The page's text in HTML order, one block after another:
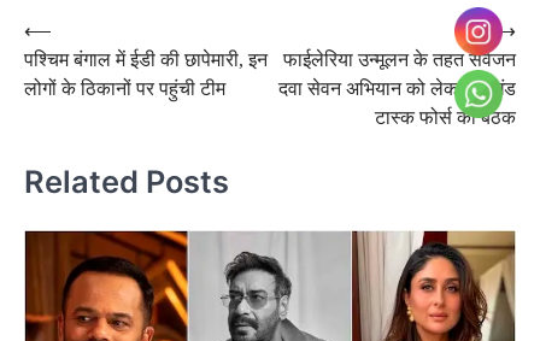
Post
navigation
⟵
पश्चिम बंगाल में ईडी की छापेमारी, इन
लोगों के ठिकानों पर पहुंची टीम
फाईलेरिया उन्मूलन के तहत सर्वजन
दवा सेवन अभियान को लेकर प्रखंड
टास्क फोर्स की बैठक
⟶
Related Posts